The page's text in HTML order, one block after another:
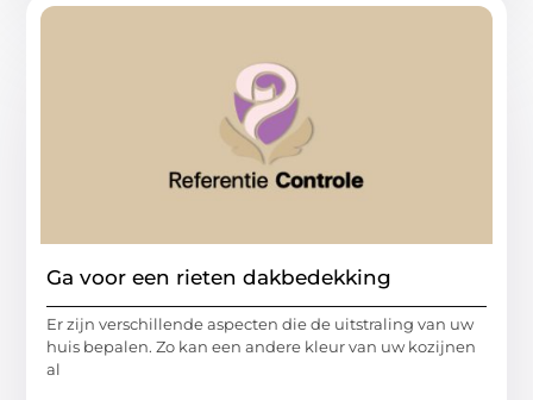
Ga voor een rieten dakbedekking
Er zijn verschillende aspecten die de uitstraling van uw
huis bepalen. Zo kan een andere kleur van uw kozijnen
al